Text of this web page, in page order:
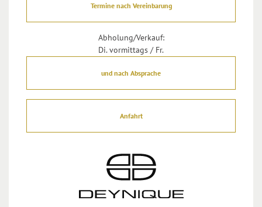
Termine nach Vereinbarung
Abholung/Verkauf:
Di. vormittags / Fr.
und nach Absprache
Anfahrt